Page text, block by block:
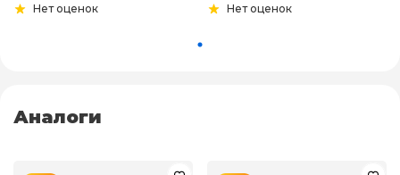
Нет оценок Нет оценок
Аналоги